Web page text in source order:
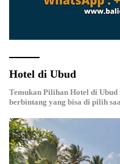
Hotel di Ubud
Temukan Pilihan Hotel di
berbintang yang bisa di pilih